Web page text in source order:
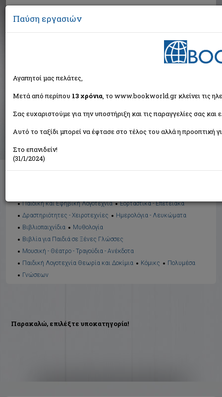
Βιβλία στην κατηγορία
Παιδικά - Εφηβικά
Παιδική και Εφηβική Λογοτεχνία
Εορταστικά - Επετειακά
Δραστηριότητες - Χειροτεχνίες
Ημερολόγια - Λευκώματα
Βιβλιοπαιχνίδια
Μυθολογία
Βιβλία για Παιδιά σε Ξένες Γλώσσες
Μουσική - Θέατρο - Τραγούδια - Ανέκδοτα
Παιδική Λογοτεχνία Θεωρία και Δοκίμια
Κόμικς
Πολυμέσα
Γνώσεων
Παρακαλώ, επιλέξτε υποκατηγορία!
Παύση εργασιών
Αγαπητοί μας πελάτες,
Μετά από περίπου 13 χρόνια, το www.bookworld.gr κλείνει τις
Σας ευχαριστούμε για την υποστήριξη και τις παραγγελίες σας
Αυτό το ταξίδι μπορεί να έφτασε στο τέλος του αλλά η προοπτική
Στο επανιδείν!
(31/1/2024)